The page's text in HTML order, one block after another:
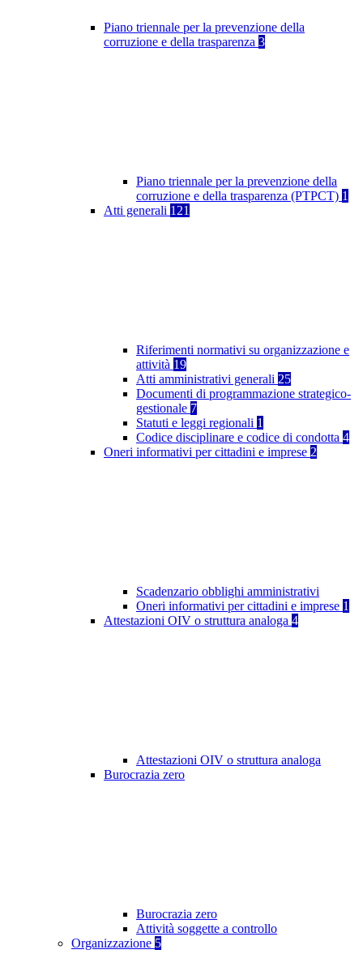
Piano triennale per la prevenzione della
corruzione e della trasparenza 3
Piano triennale per la prevenzione della
corruzione e della trasparenza (PTPCT) 1
Atti generali 121
Riferimenti normativi su organizzazione e
attività 19
Atti amministrativi generali 25
Documenti di programmazione strategico-
gestionale 7
Statuti e leggi regionali 1
Codice disciplinare e codice di condotta 4
Oneri informativi per cittadini e imprese 2
Scadenzario obblighi amministrativi
Oneri informativi per cittadini e imprese 1
Attestazioni OIV o struttura analoga 4
Attestazioni OIV o struttura analoga
Burocrazia zero
Burocrazia zero
Attività soggette a controllo
Organizzazione 5